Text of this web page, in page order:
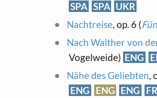
SPA SPA UKR
Nachtreise, op. 6 (
Nach Walther von
Vogelweide) ENG
Nähe des Geliebten,
ENG
ENG ENG